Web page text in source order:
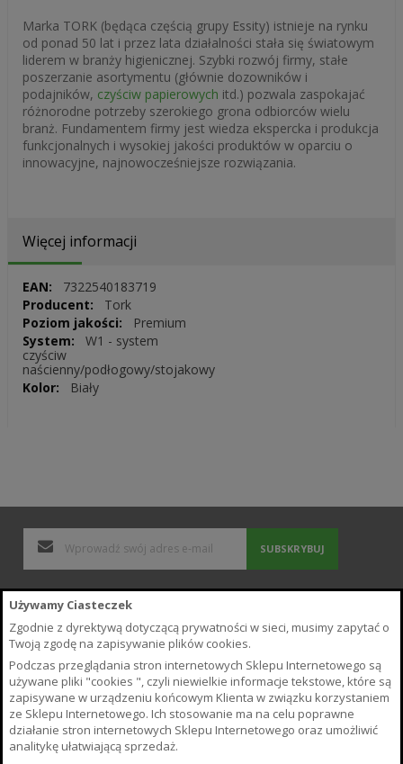
Używamy Ciasteczek
Zgodnie z dyrektywą dotyczącą prywatności w sieci, musimy zapytać o
Twoją zgodę na zapisywanie plików cookies.
Podczas przeglądania stron internetowych Sklepu Internetowego są
używane pliki "cookies ", czyli niewielkie informacje tekstowe, które są
zapisywane w urządzeniu końcowym Klienta w związku korzystaniem
ze Sklepu Internetowego. Ich stosowanie ma na celu poprawne
działanie stron internetowych Sklepu Internetowego oraz umożliwić
analitykę ułatwiającą sprzedaż.
Marka TORK (będąca częścią grupy Essity) istnieje na rynku
od ponad 50 lat i przez lata działalności stała się światowym
liderem w branży higienicznej. Szybki rozwój firmy, stałe
poszerzanie asortymentu (głównie dozowników i
podajników, czyściw papierowych itd.) pozwala zaspokajać
różnorodne potrzeby szerokiego grona odbiorców wielu
branż. Fundamentem firmy jest wiedza ekspercka i produkcja
funkcjonalnych i wysokiej jakości produktów w oparciu o
innowacyjne, najnowocześniejsze rozwiązania.
Więcej informacji
Więcej
informacji
7322540183719
Tork
Premium
W1 - system
czyściw
naścienny/podłogowy/stojakowy
Biały
SUBSKRYBUJ
Polityka Prywatności i Cookies
Wyszukiwane frazy
Zamówienia i zwroty
Poradnik
Regulamin Sklepu
O Sklepie
Płatność i Dostawa
Warunki odstąpienia od umowy